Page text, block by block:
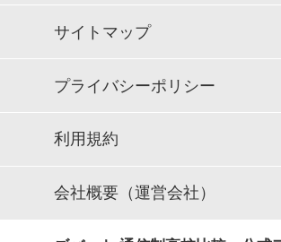
サイトマップ
プライバシーポリシー
利用規約
会社概要（運営会社）